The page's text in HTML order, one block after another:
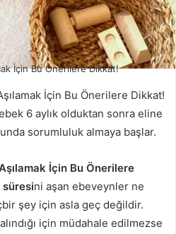
İçin Bu Önerilere Dikkat!
İçin Bu Önerilere Dikkat!
6 aylık olduktan sonra eline
sorumluluk almaya başlar.
İçin Bu Önerilere
ni aşan ebeveynler ne
şey için asla geç değildir.
için müdahale edilmezse